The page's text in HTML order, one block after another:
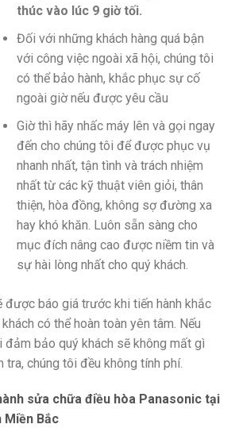
thúc vào lúc 9 giờ tối.
Đối với những khách hàng quá bận
với công việc ngoài xã hội, chúng tôi
có thể bảo hành, khắc phục sự cố
ngoài giờ nếu được yêu cầu
Giờ thì hãy nhấc máy lên và gọi ngay
đến cho chúng tôi để được phục vụ
nhanh nhất, tận tình và trách nhiệm
nhất từ các kỹ thuật viên giỏi, thân
thiện, hòa đồng, không sợ đường xa
hay khó khăn. Luôn sẵn sàng cho
mục đích nâng cao được niềm tin và
sự hài lòng nhất cho quý khách.
được báo giá trước khi tiến hành khắc
có thể hoàn toàn yên tâm. Nếu
đảm bảo quý khách sẽ không mất gì
tra, chúng tôi đều không tính phí.
sửa chữa điều hòa Panasonic tại
Miền Bắc